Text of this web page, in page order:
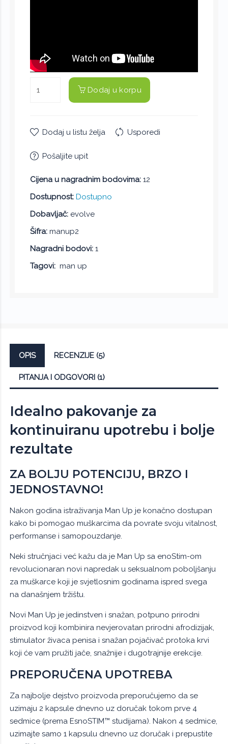
Dodaj u korpu
Dodaj u listu želja Usporedi
Pošaljite upit
Cijena u nagradnim bodovima: 12
Dostupnost: Dostupno
Dobavljač: evolve
Šifra: manup2
Nagradni bodovi: 1
Tagovi: man up
OPIS RECENZIJE (5)
PITANJA I ODGOVORI (1)
Idealno pakovanje za
kontinuiranu upotrebu i bolje
rezultate
ZA BOLJU POTENCIJU, BRZO I
JEDNOSTAVNO!
Nakon godina istraživanja Man Up je konačno dostupan
kako bi pomogao muškarcima da povrate svoju vitalnost,
performanse i samopouzdanje.
Neki stručnjaci već kažu da je Man Up sa enoStim-om
revolucionaran novi napredak u seksualnom poboljšanju
za muškarce koji je svjetlosnim godinama ispred svega
na današnjem tržištu.
Novi Man Up je jedinstven i snažan, potpuno prirodni
proizvod koji kombinira nevjerovatan prirodni afrodizijak,
stimulator živaca penisa i snažan pojačivač protoka krvi
koji će vam pružiti jače, snažnije i dugotrajnije erekcije.
PREPORUČENA UPOTREBA
Za najbolje dejstvo proizvoda preporučujemo da se
uzimaju 2 kapsule dnevno uz doručak tokom prve 4
sedmice (prema EsnoSTIM™ studijama). Nakon 4 sedmice,
uzimajte samo 1 kapsulu dnevno uz doručak i prepustite